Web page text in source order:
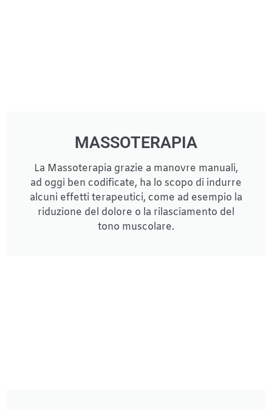
MASSOTERAPIA
La Massoterapia grazie a manovre manuali,
ad oggi ben codificate, ha lo scopo di indurre
alcuni effetti terapeutici, come ad esempio la
riduzione del dolore o la rilasciamento del
tono muscolare.